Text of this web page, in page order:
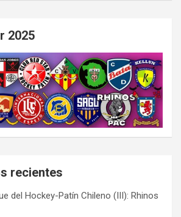
2025
recientes
del Hockey-Patín Chileno (III): Rhinos